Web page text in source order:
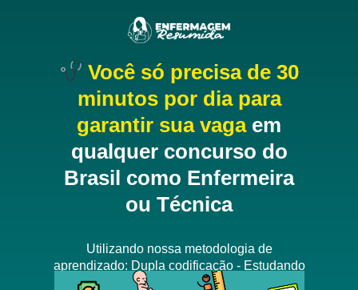
Você só precisa de 30
minutos por dia para
garantir sua vaga em
qualquer concurso do
Brasil como Enfermeira
ou Técnica
Utilizando nossa metodologia de
aprendizado: Dupla codificação - Estudando
com textos e imagens para melhor absorção